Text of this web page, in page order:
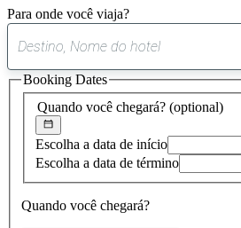
Para onde você viaja?
Quando você chegará? (optional)
Escolha a data de início
Escolha a data de término
Quando você chegará?
Booking Dates